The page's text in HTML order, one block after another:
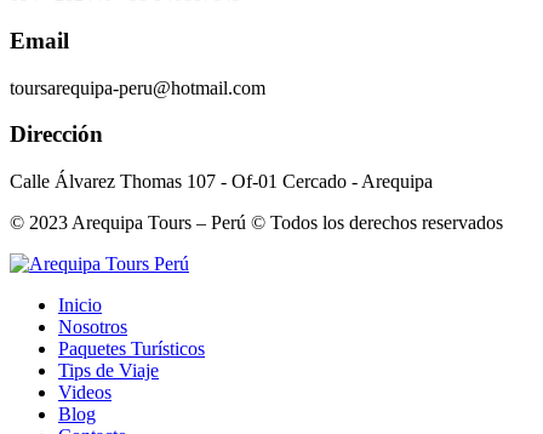
Email
toursarequipa-peru@hotmail.com
Dirección
Calle Álvarez Thomas 107 - Of-01 Cercado - Arequipa
© 2023 Arequipa Tours – Perú © Todos los derechos reservados
Inicio
Nosotros
Paquetes Turísticos
Tips de Viaje
Videos
Blog